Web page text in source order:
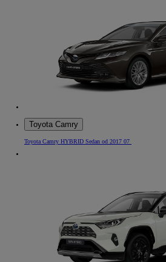
Toyota Camry
Toyota Camry HYBRID Sedan od 2017 07